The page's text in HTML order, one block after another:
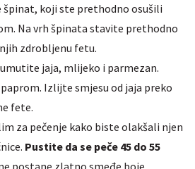
špinat, koji ste prethodno osušili
Na vrh špinata stavite prethodno
zdrobljenu fetu.
jaja, mlijeko i parmezan.
Izlijte smjesu od jaja preko
fete.
za pečenje kako biste olakšali njen
Pustite da se peče 45 do 55
postane zlatno smeđe boje.